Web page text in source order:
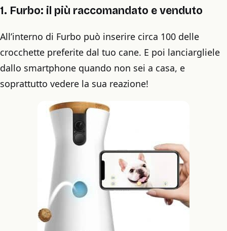
1. Furbo: il più raccomandato e venduto
All’interno di Furbo può inserire circa 100 delle
crocchette preferite dal tuo cane. E poi lanciargliele
dallo smartphone quando non sei a casa, e
soprattutto vedere la sua reazione!